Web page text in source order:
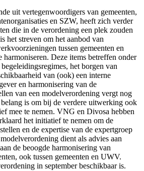
uit vertegenwoordigers van gemeenten,
en SZW, heeft zich verder
die in de verordening een plek zouden
het streven om het aanbod van
tussen gemeenten en
Deze items betreffen onder
het borgen van
van (ook) een interne
en harmonisering van de
van een modelverordening vergt nog
is om bij de verdere uitwerking ook
mee te nemen. VNG en Divosa hebben
het initiatief te nemen om de
en de expertise van de expertgroep
dient als advies aan
de beoogde harmonisering van
ook tussen gemeenten en UWV.
in september beschikbaar is.